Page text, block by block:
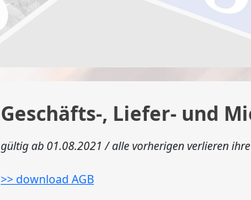
Geschäfts-, Liefer- und
gültig ab 01.08.2021 / alle vorherigen verlieren
>> download AGB